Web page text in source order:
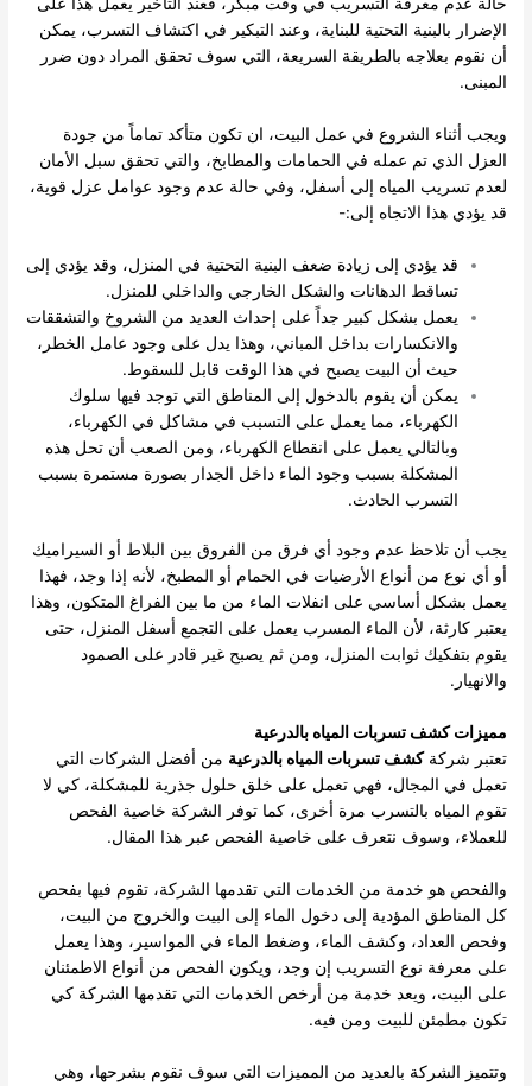
الإضرار بالبنية التحتية للبناية، وعند التبكير في اكتشاف التسرب، يمكن
أن نقوم بعلاجه بالطريقة السريعة، التي سوف تحقق المراد دون ضرر
المبنى.
ويجب أثناء الشروع في عمل البيت، ان تكون متأكد تماماً من جودة
العزل الذي تم عمله في الحمامات والمطابخ، والتي تحقق سبل الأمان
لعدم تسريب المياه إلى أسفل، وفي حالة عدم وجود عوامل عزل قوية،
قد يؤدي هذا الاتجاه إلى:-
قد يؤدي إلى زيادة ضعف البنية التحتية في المنزل، وقد يؤدي إلى
تساقط الدهانات والشكل الخارجي والداخلي للمنزل.
يعمل بشكل كبير جداً على إحداث العديد من الشروخ والتشققات
والانكسارات بداخل المباني، وهذا يدل على وجود عامل الخطر،
حيث أن البيت يصبح في هذا الوقت قابل للسقوط.
يمكن أن يقوم بالدخول إلى المناطق التي توجد فيها سلوك
الكهرباء، مما يعمل على التسبب في مشاكل في الكهرباء،
وبالتالي يعمل على انقطاع الكهرباء، ومن الصعب أن تحل هذه
المشكلة بسبب وجود الماء داخل الجدار بصورة مستمرة بسبب
التسرب الحادث.
يجب أن تلاحظ عدم وجود أي فرق من الفروق بين البلاط أو السيراميك
أو أي نوع من أنواع الأرضيات في الحمام أو المطبخ، لأنه إذا وجد، فهذا
يعمل بشكل أساسي على انفلات الماء من ما بين الفراغ المتكون، وهذا
يعتبر كارثة، لأن الماء المسرب يعمل على التجمع أسفل المنزل، حتى
يقوم بتفكيك ثوابت المنزل، ومن ثم يصبح غير قادر على الصمود
والانهيار.
مميزات كشف تسربات المياه بالدرعية
تعتبر شركةكشف تسربات المياه بالدرعية من أفضل الشركات التي
تعمل في المجال، فهي تعمل على خلق حلول جذرية للمشكلة، كي لا
تقوم المياه بالتسرب مرة أخرى، كما توفر الشركة خاصية الفحص
للعملاء، وسوف نتعرف على خاصية الفحص عبر هذا المقال.
والفحص هو خدمة من الخدمات التي تقدمها الشركة، تقوم فيها بفحص
كل المناطق المؤدية إلى دخول الماء إلى البيت والخروج من البيت،
وفحص العداد، وكشف الماء، وضغط الماء في المواسير، وهذا يعمل
على معرفة نوع التسريب إن وجد، ويكون الفحص من أنواع الاطمئنان
على البيت، ويعد خدمة من أرخص الخدمات التي تقدمها الشركة كي
تكون مطمئن للبيت ومن فيه.
وتتميز الشركة بالعديد من المميزات التي سوف نقوم بشرحها، وهي